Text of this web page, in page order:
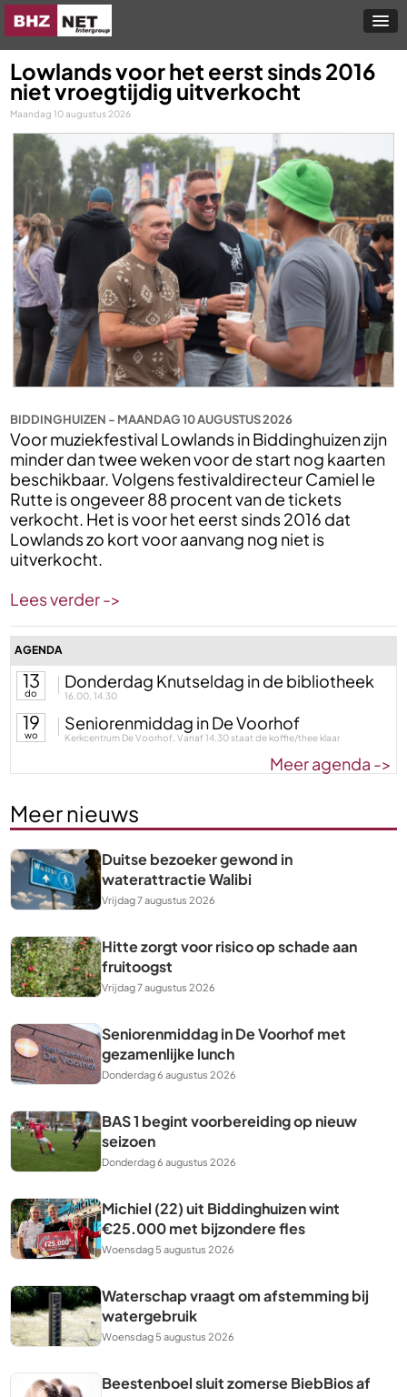
Lowlands voor het eerst sinds 2016
niet vroegtijdig uitverkocht
Maandag 10 augustus 2026
BIDDINGHUIZEN - MAANDAG 10 AUGUSTUS 2026
Voor muziekfestival Lowlands in Biddinghuizen zijn
minder dan twee weken voor de start nog kaarten
beschikbaar. Volgens festivaldirecteur Camiel le
Rutte is ongeveer 88 procent van de tickets
verkocht. Het is voor het eerst sinds 2016 dat
Lowlands zo kort voor aanvang nog niet is
uitverkocht.
Lees verder ->
AGENDA
13
do
Donderdag Knutseldag in de bibliotheek
16.00, 14.30
19
wo
Seniorenmiddag in De Voorhof
Kerkcentrum De Voorhof, Vanaf 14.30 staat de koffie/thee klaar
Meer agenda ->
Meer nieuws
Duitse bezoeker gewond in
waterattractie Walibi
Vrijdag 7 augustus 2026
Hitte zorgt voor risico op schade aan
fruitoogst
Vrijdag 7 augustus 2026
Seniorenmiddag in De Voorhof met
gezamenlijke lunch
Donderdag 6 augustus 2026
BAS 1 begint voorbereiding op nieuw
seizoen
Donderdag 6 augustus 2026
Michiel (22) uit Biddinghuizen wint
€25.000 met bijzondere fles
Woensdag 5 augustus 2026
Waterschap vraagt om afstemming bij
watergebruik
Woensdag 5 augustus 2026
Beestenboel sluit zomerse BiebBios af